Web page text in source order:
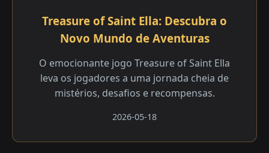
Treasure of Saint Ella: Descubra o
Novo Mundo de Aventuras
O emocionante jogo Treasure of Saint Ella
leva os jogadores a uma jornada cheia de
mistérios, desafios e recompensas.
2026-05-18